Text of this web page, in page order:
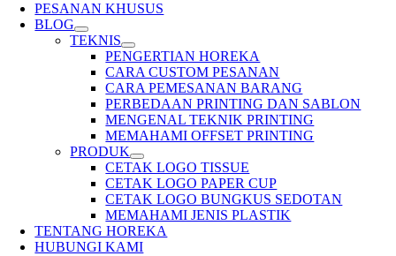
PESANAN KHUSUS
BLOG
TEKNIS
PENGERTIAN HOREKA
CARA CUSTOM PESANAN
CARA PEMESANAN BARANG
PERBEDAAN PRINTING DAN SABLON
MENGENAL TEKNIK PRINTING
MEMAHAMI OFFSET PRINTING
PRODUK
CETAK LOGO TISSUE
CETAK LOGO PAPER CUP
CETAK LOGO BUNGKUS SEDOTAN
MEMAHAMI JENIS PLASTIK
TENTANG HOREKA
HUBUNGI KAMI